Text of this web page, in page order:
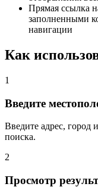
Прямая ссылка
заполненными
навигации
Как
1
Введите
Введите адрес, город
поиска.
2
Просмотр